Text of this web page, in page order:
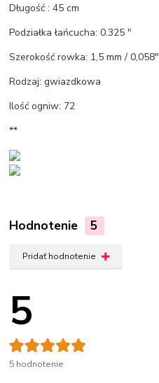
Długość : 45 cm
Podziałka łańcucha: 0.325 "
Szerokość rowka: 1,5 mm / 0,058"
Rodzaj: gwiazdkowa
Ilość ogniw: 72
**
Hodnotenie 5
Pridať hodnotenie
5
5 hodnotenie